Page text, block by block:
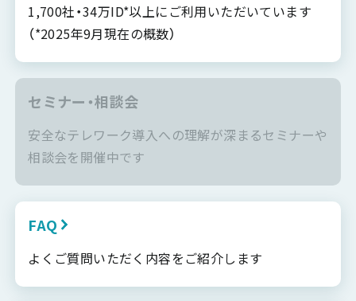
1,700社・34万ID*以上にご利用いただいています
（*2025年9月現在の概数）
セミナー・相談会
安全なテレワーク導入への理解が深まるセミナーや
相談会を開催中です
FAQ
よくご質問いただく内容をご紹介します